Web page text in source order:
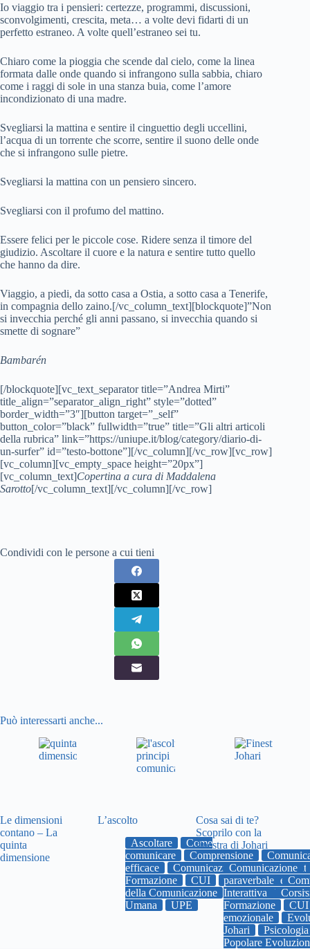
Io viaggio tra i pensieri: certezze, programmi, discussioni,
sconvolgimenti, crescita, meta… a volte devi fidarti di un
perfetto estraneo. A volte quell’estraneo sei tu.
Chiaro come la pioggia che scende dal cielo, come la linea
formata dalle onde quando si infrangono sulla sabbia, chiaro
come i raggi di sole in una stanza buia, come l’amore
incondizionato di una madre.
Svegliarsi la mattina e sentire il cinguettio degli uccellini,
l’acqua di un torrente che scorre, sentire il suono delle onde
che si infrangono sulle pietre.
Svegliarsi la mattina con un pensiero sincero.
Svegliarsi con il profumo del mattino.
Essere felici per le piccole cose. Ridere senza il timore del
giudizio. Ascoltare il cuore e la natura e sentire tutto quello
che hanno da dire.
Viaggio, a piedi, da sotto casa a Ostia, a sotto casa a Tenerife,
in compagnia dello zaino.[/vc_column_text][blockquote]”Non
si invecchia perché gli anni passano, si invecchia quando si
smette di sognare”
Bambarén
[/blockquote][vc_text_separator title=”Andrea Mirti”
title_align=”separator_align_right” style=”dotted”
border_width=”3″][button target=”_self”
button_color=”black” fullwidth=”true” title=”Gli altri articoli
della rubrica” link=”https://uniupe.it/blog/category/diario-di-
un-surfer” id=”testo-bottone”][/vc_column][/vc_row][vc_row]
[vc_column][vc_empty_space height=”20px”]
[vc_column_text]Copertina a cura di Maddalena
Sarotto[/vc_column_text][/vc_column][/vc_row]
Condividi con le persone a cui tieni
Può interessarti anche...
Le dimensioni
contano – La
quinta
dimensione
L’ascolto
Ascoltare
Come
comunicare
Comprensione
efficace
Comunicazione Umana
Formazione
CUI Emozioni
della Comunicazione
uniupe
Umana
UPE
Cosa sai di te?
Scoprilo con la
finestra di Johari
Comunicazione
paraverbale
Interattiva
Corsi
Formazione
CUI
emozionale
Johari
Psicologia
Popolare